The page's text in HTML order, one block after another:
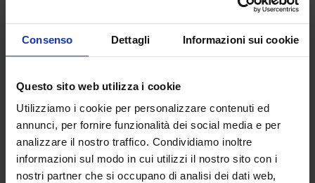
Consenso Dettagli Informazioni sui cookie
Questo sito web utilizza i cookie
Utilizziamo i cookie per personalizzare contenuti ed
annunci, per fornire funzionalità dei social media e per
analizzare il nostro traffico. Condividiamo inoltre
informazioni sul modo in cui utilizzi il nostro sito con i
nostri partner che si occupano di analisi dei dati web,
Available on request